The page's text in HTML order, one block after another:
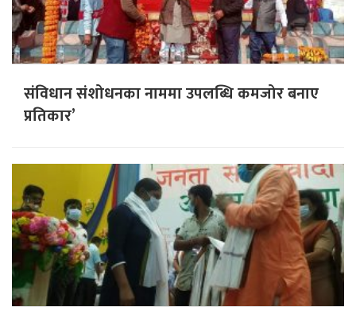
संविधान संशोधनका नाममा उपलब्धि कमजोर बनाए
प्रतिकार’